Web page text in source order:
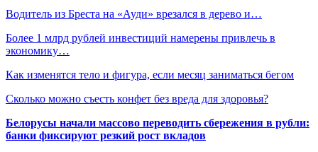
Водитель из Бреста на «Ауди» врезался в дерево и…
Более 1 млрд рублей инвестиций намерены привлечь в
экономику…
Как изменятся тело и фигура, если месяц заниматься бегом
Сколько можно съесть конфет без вреда для здоровья?
Белорусы начали массово переводить сбережения в рубли:
банки фиксируют резкий рост вкладов